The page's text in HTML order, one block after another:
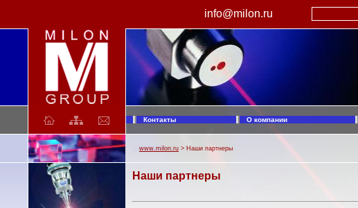
info@milon.ru
Контакты О компании
www.milon.ru > Наши партнеры
Наши партнеры